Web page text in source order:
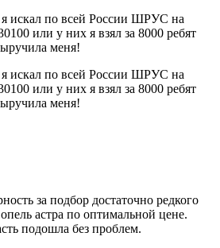
я искал по всей России ШРУС на
или у них я взял за 8000 ребят
меня!
я искал по всей России ШРУС на
или у них я взял за 8000 ребят
меня!
за подбор достаточно редкого
астра по оптимальной цене.
подошла без проблем.